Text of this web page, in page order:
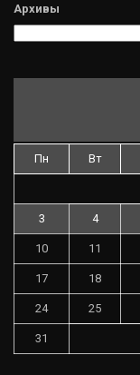
Архивы
Пн Вт
3 4
10 11
17 18
24 25
31